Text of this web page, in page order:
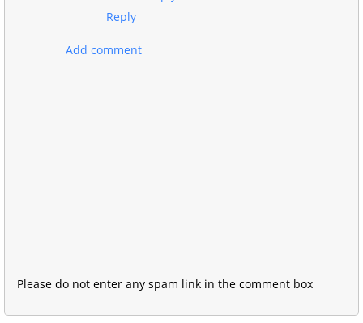
Reply
Add comment
Please do not enter any spam link in the comment box